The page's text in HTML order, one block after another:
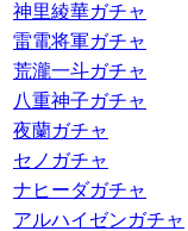
神里綾華ガチャ
雷電将軍ガチャ
荒瀧一斗ガチャ
八重神子ガチャ
夜蘭ガチャ
セノガチャ
ナヒーダガチャ
アルハイゼンガチャ